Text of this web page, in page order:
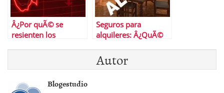
Â¿Por quÃ© se
resienten los
Seguros para
alquileres: Â¿QuÃ©
funcionan?
Autor
Blogestudio